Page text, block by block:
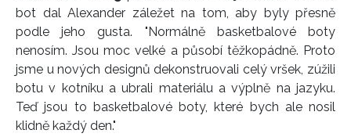
bot dal Alexander záležet na tom, aby byly přesně
podle jeho gusta. "Normálně basketbalové boty
nenosím. Jsou moc velké a působí těžkopádně. Proto
jsme u nových designů dekonstruovali celý vršek, zúžili
botu v kotníku a ubrali materiálu a výplně na jazyku.
Teď jsou to basketbalové boty, které bych ale nosil
klidně každý den."